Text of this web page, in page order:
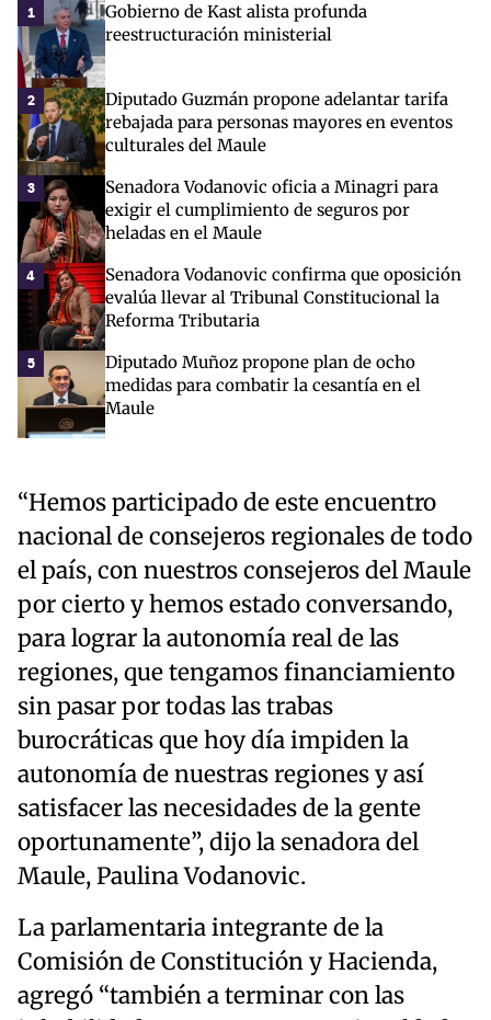
1
Gobierno de Kast alista profunda
reestructuración ministerial
2
Diputado Guzmán propone adelantar tarifa
rebajada para personas mayores en eventos
culturales del Maule
3
Senadora Vodanovic oficia a Minagri para
exigir el cumplimiento de seguros por
heladas en el Maule
4
Senadora Vodanovic confirma que oposición
evalúa llevar al Tribunal Constitucional la
Reforma Tributaria
5
Diputado Muñoz propone plan de ocho
medidas para combatir la cesantía en el
Maule
“Hemos participado de este encuentro
nacional de consejeros regionales de todo
el país, con nuestros consejeros del Maule
por cierto y hemos estado conversando,
para lograr la autonomía real de las
regiones, que tengamos financiamiento
sin pasar por todas las trabas
burocráticas que hoy día impiden la
autonomía de nuestras regiones y así
satisfacer las necesidades de la gente
oportunamente”, dijo la senadora del
Maule, Paulina Vodanovic.
La parlamentaria integrante de la
Comisión de Constitución y Hacienda,
agregó “también a terminar con las